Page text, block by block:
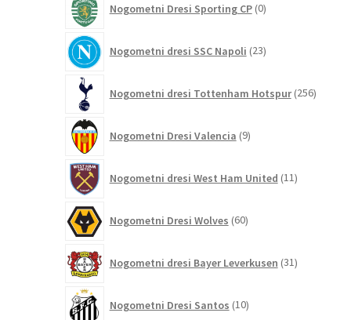
Nogometni Dresi Sporting CP 0izdelkov
Nogometni dresi SSC Napoli 23izdelkov
Nogometni dresi Tottenham Hotspur 256
Nogometni Dresi Valencia 9izdelkov
Nogometni dresi West Ham United 11izdelkov
Nogometni Dresi Wolves 60izdelkov
Nogometni dresi Bayer Leverkusen 31izdelkov
Nogometni Dresi Santos 10izdelkov